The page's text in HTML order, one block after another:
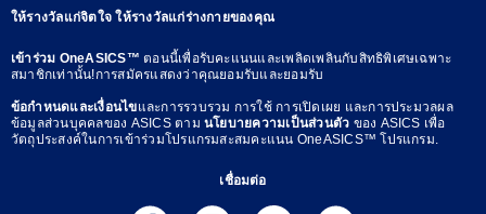
ให้รางวัลแก่จิตใจ ให้รางวัลแก่ร่างกายของคุณ
เข้าร่วม OneASICS™ตอนนี้เพื่อรับคะแนนและเพลิดเพลินกับสิทธิพิเศษเฉพาะ
สมาชิกเท่านั้น!การสมัครแสดงว่าคุณยอมรับและยอมรับ
ข้อกำหนดและเงื่อนไขและการรวบรวม การใช้ การเปิดเผย และการประมวลผล
ข้อมูลส่วนบุคคลของ ASICS ตาม นโยบายความเป็นส่วนตัว ของ ASICS เพื่อ
วัตถุประสงค์ในการเข้าร่วมโปรแกรมสะสมคะแนน OneASICS™ โปรแกรม.
เชื่อมต่อ